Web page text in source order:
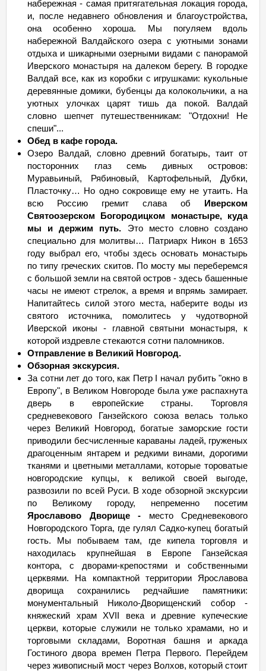
набережная - самая притягательная локация города,
и, после недавнего обновления и благоустройства,
она особенно хороша. Мы погуляем вдоль
набережной Валдайского озера с уютными зонами
отдыха и шикарными озерными видами с панорамой
Иверского монастыря на далеком берегу. В городке
Валдай все, как из коробки с игрушками: кукольные
деревянные домики, бубенцы да колокольчики, а на
уютных улочках царят тишь да покой. Валдай
словно шепчет путешественникам: "Отдохни! Не
спеши"...
Обед в кафе города.
Озеро Валдай, словно древний богатырь, таит от
посторонних глаз семь дивных островов:
Муравьиный, Рябиновый, Картофельный, Дубки,
Пласточку… Но одно сокровище ему не утаить. На
всю Россию гремит слава об Иверском
Святоозерском Богородицком монастыре, куда
мы и держим путь. Это место словно создано
специально для молитвы… Патриарх Никон в 1653
году выбрал его, чтобы здесь основать монастырь
по типу греческих скитов. По мосту мы переберемся
с большой земли на святой остров - здесь башенные
часы не имеют стрелок, а время и впрямь замирает.
Напитайтесь силой этого места, наберите воды из
святого источника, помолитесь у чудотворной
Иверской иконы - главной святыни монастыря, к
которой издревле стекаются сотни паломников.
Отправление в Великий Новгород.
Обзорная экскурсия.
За сотни лет до того, как Петр I начал рубить "окно в
Европу", в Великом Новгороде была уже распахнута
дверь в европейские страны. Торговля
средневекового Ганзейского союза велась только
через Великий Новгород, богатые заморские гости
приводили бесчисленные караваны ладей, груженых
драгоценным янтарем и редкими винами, дорогими
тканями и цветными металлами, которые тороватые
новгородские купцы, к великой своей выгоде,
развозили по всей Руси. В ходе обзорной экскурсии
по Великому городу, непременно посетим
Ярославово Дворище - место Средневекового
Новгородского Торга, где гулял Садко-купец богатый
гость. Мы побываем там, где кипела торговля и
находилась крупнейшая в Европе Ганзейская
контора, с дворами-крепостями и собственными
церквями. На компактной территории Ярославова
дворища сохранились редчайшие памятники:
монументальный Николо-Дворищенский собор -
княжеский храм XVII века и древние купеческие
церкви, которые служили не только храмами, но и
торговыми складами, Воротная башня и аркада
Гостиного двора времен Петра Первого. Перейдем
через живописный мост через Волхов, который стоит